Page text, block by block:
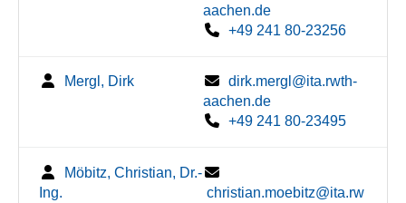
aachen.de
+49 241 80-23256
Mergl, Dirk
dirk.mergl@ita.rwth-
aachen.de
+49 241 80-23495
Möbitz, Christian, Dr.-
Ing.
christian.moebitz@ita.rw